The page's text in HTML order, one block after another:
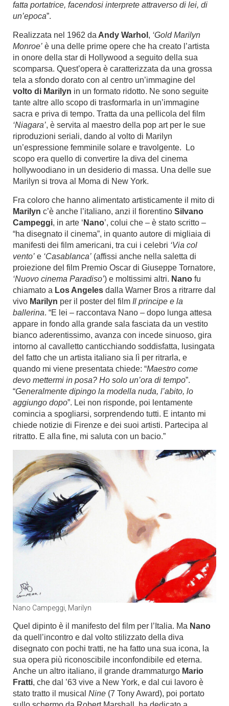
fatta portatrice, facendosi interprete attraverso di lei, di
un’epoca”.
Realizzata nel 1962 da Andy Warhol , ‘Gold Marilyn
Monroe’ è una delle prime opere che ha creato l’artista
in onore della star di Hollywood a seguito della sua
scomparsa. Quest’opera è caratterizzata da una grossa
tela a sfondo dorato con al centro un’immagine del
volto di Marilyn in un formato ridotto. Ne sono seguite
tante altre allo scopo di trasformarla in un’immagine
sacra e priva di tempo. Tratta da una pellicola del film
‘Niagara’, è servita al maestro della pop art per le sue
riproduzioni seriali, dando al volto di Marilyn
un’espressione femminile solare e travolgente. Lo
scopo era quello di convertire la diva del cinema
hollywoodiano in un desiderio di massa. Una delle sue
Marilyn si trova al Moma di New York.
Fra coloro che hanno alimentato artisticamente il mito di
Marilyn c’è anche l’italiano, anzi il fiorentino Silvano
Campeggi, in arte ‘ Nano’, colui che – è stato scritto –
“ha disegnato il cinema”, in quanto autore di migliaia di
manifesti dei film americani, tra cui i celebri ‘Via col
vento’ e ‘Casablanca’ (affissi anche nella saletta di
proiezione del film Premio Oscar di Giuseppe Tornatore,
‘Nuovo cinema Paradiso’) e moltissimi altri. Nano fu
chiamato a Los Angeles dalla Warner Bros a ritrarre dal
vivo Marilyn per il poster del film Il principe e la
ballerina. “E lei – raccontava Nano – dopo lunga attesa
appare in fondo alla grande sala fasciata da un vestito
bianco aderentissimo, avanza con incede sinuoso, gira
intorno al cavalletto canticchiando soddisfatta, lusingata
del fatto che un artista italiano sia lì per ritrarla, e
quando mi viene presentata chiede: “Maestro come
devo mettermi in posa? Ho solo un’ora di tempo”.
“Generalmente dipingo la modella nuda, l’abito, lo
aggiungo dopo”. Lei non risponde, poi lentamente
comincia a spogliarsi, sorprendendo tutti. E intanto mi
chiede notizie di Firenze e dei suoi artisti. Partecipa al
ritratto. E alla fine, mi saluta con un bacio.”
Nano Campeggi, Marilyn
Quel dipinto è il manifesto del film per l’Italia. Ma Nano
da quell’incontro e dal volto stilizzato della diva
disegnato con pochi tratti, ne ha fatto una sua icona, la
sua opera più riconoscibile inconfondibile ed eterna.
Anche un altro italiano, il grande drammaturgo Mario
Fratti, che dal ’63 vive a New York, e dal cui lavoro è
stato tratto il musical Nine (7 Tony Award), poi portato